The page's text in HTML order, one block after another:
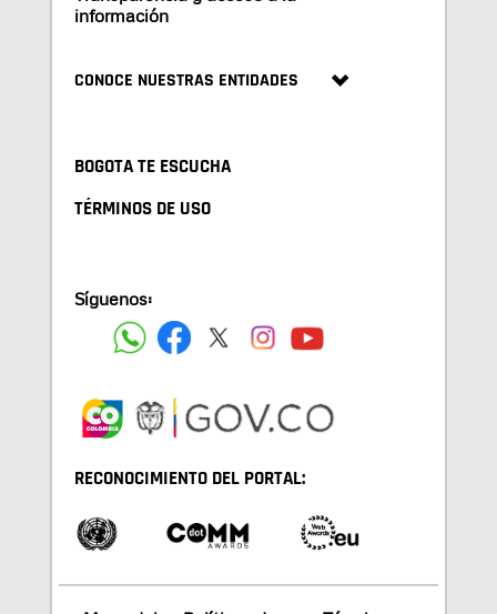
información
CONOCE NUESTRAS ENTIDADES
BOGOTA TE ESCUCHA
TÉRMINOS DE USO
Síguenos:
RECONOCIMIENTO DEL PORTAL: